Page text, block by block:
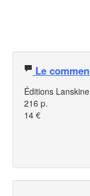
Le
Éditions
216 p.
14 €